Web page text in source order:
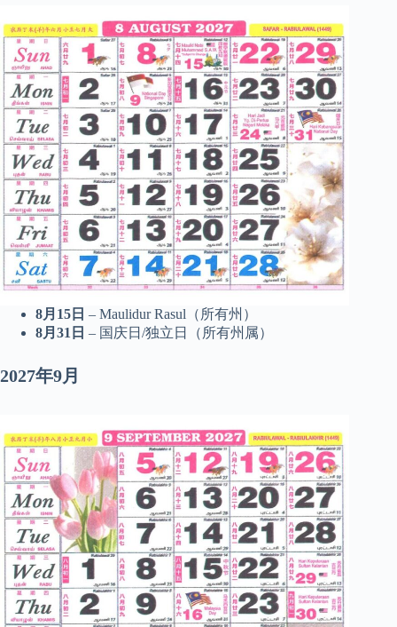
8月15日 – Maulidur Rasul（所有州）
8月31日 – 国庆日/独立日（所有州属）
2027年9月